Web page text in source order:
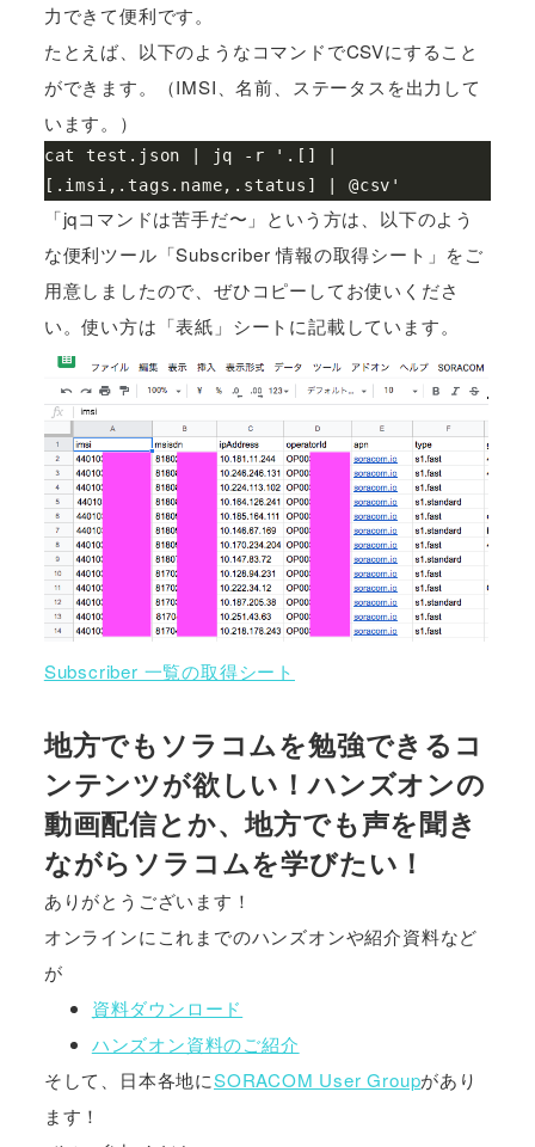
力できて便利です。
たとえば、以下のようなコマンドでCSVにすること
ができます。（IMSI、名前、ステータスを出力して
います。）
cat test.json | jq -r '.[] |
「jqコマンドは苦手だ〜」という方は、以下のよう
な便利ツール「Subscriber 情報の取得シート」をご
用意しましたので、ぜひコピーしてお使いくださ
い。使い方は「表紙」シートに記載しています。
Subscriber 一覧の取得シート
地方でもソラコムを勉強できるコ
ンテンツが欲しい！ハンズオンの
動画配信とか、地方でも声を聞き
ながらソラコムを学びたい！
ありがとうございます！
オンラインにこれまでのハンズオンや紹介資料など
が
資料ダウンロード
ハンズオン資料のご紹介
そして、日本各地にSORACOM User Groupがあり
ます！